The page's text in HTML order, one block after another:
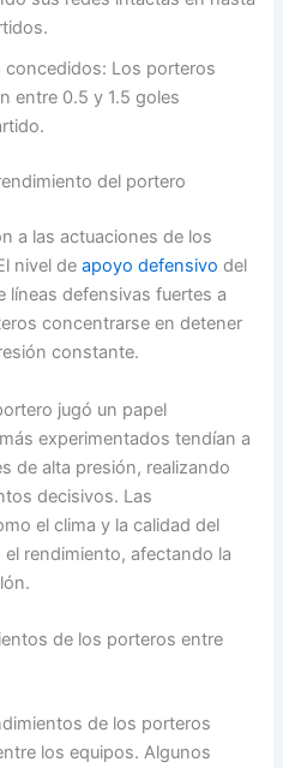
concedidos: Los porteros
entre 0.5 y 1.5 goles
del portero
a las actuaciones de los
nivel deapoyo defensivo del
líneas defensivas fuertes a
concentrarse en detener
constante.
jugó un papel
experimentados tendían a
de alta presión, realizando
decisivos. Las
el clima y la calidad del
rendimiento, afectando la
de los porteros entre
de los porteros
los equipos. Algunos